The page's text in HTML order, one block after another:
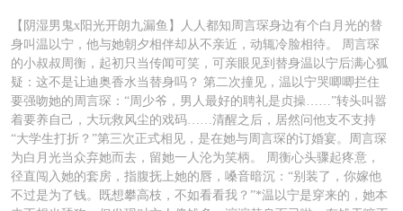
【阴湿男鬼x阳光开朗九漏鱼】人人都知周言琛身边有个白月光的替
身叫温以宁，他与她朝夕相伴却从不亲近，动辄冷脸相待。 周言琛
的小叔叔周衡，起初只当传闻可笑，可亲眼见到替身温以宁后满心狐
疑：这不是让迪奥香水当替身吗？ 第二次撞见，温以宁哭唧唧拦住
要强吻她的周言琛：“周少爷，男人最好的聘礼是贞操……”转头叫嚣
着要养自己，大玩救风尘的戏码……清醒之后，居然问他支不支持
“大学生打折？”第三次正式相见，是在她与周言琛的订婚宴。周言琛
为白月光当众弃她而去，留她一人沦为笑柄。 周衡心头骤起疼意，
径直闯入她的套房，指腹抚上她的唇，嗓音暗沉：“别装了，你嫁他
不过是为了钱。既想攀高枝，不如看看我？”*温以宁是穿来的，她本